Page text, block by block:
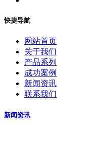
快捷导航
网站首页
关于我们
产品系列
成功案例
新闻资讯
联系我们
新闻资讯